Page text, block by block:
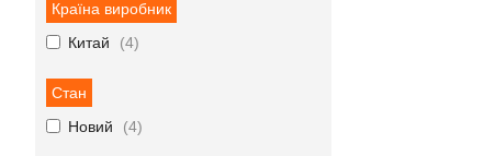
Країна виробник
Китай
4
Стан
Новий
4